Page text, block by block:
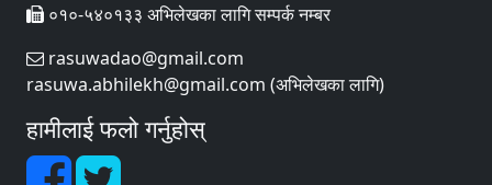
०१०-५४०१३३ अभिलेखका लागि सम्पर्क नम्बर
rasuwadao@gmail.com
rasuwa.abhilekh@gmail.com (अभिलेखका लागि)
हामीलाई फलो गर्नुहोस्